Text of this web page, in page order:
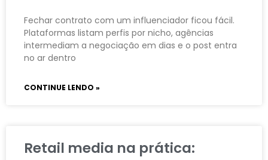
Fechar contrato com um influenciador ficou fácil.
Plataformas listam perfis por nicho, agências
intermediam a negociação em dias e o post entra
no ar dentro
CONTINUE LENDO »
Retail media na prática: